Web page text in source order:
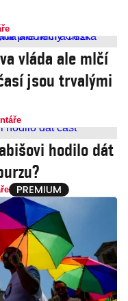
vláda ale mlčí
jsou trvalými
hodilo dát